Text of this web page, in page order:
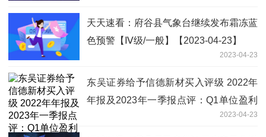
天天速看：府谷县气象台继续发布霜冻蓝
色预警【Ⅳ级/一般】【2023-04-23】
2023-04-23
东吴证券给予信德新材买入评级 2022年
年报及2023年一季报点评：Q1单位盈利
承压 业绩略低于市场预期 天天速看料
2023-04-23